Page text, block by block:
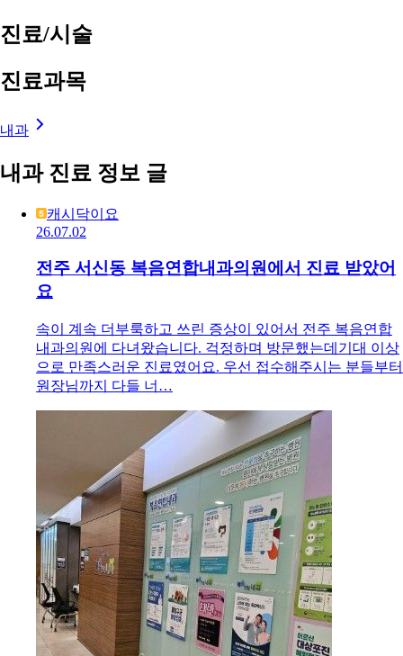
진료/시술
진료과목
내과
내과 진료 정보 글
캐시닥이요
26.07.02
전주 서신동 복음연합내과의원에서 진료 받았어
요
속이 계속 더부룩하고 쓰린 증상이 있어서 전주 복음연합
내과의원에 다녀왔습니다. 걱정하며 방문했는데기대 이상
으로 만족스러운 진료였어요. 우선 접수해주시는 분들부터
원장님까지 다들 너…